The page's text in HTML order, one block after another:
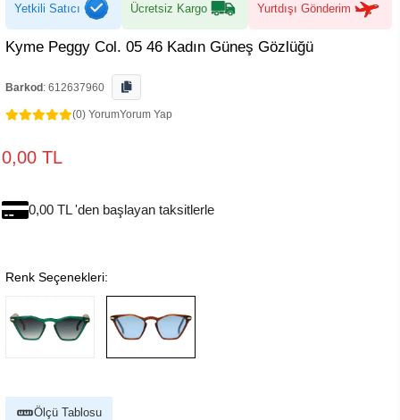
Yetkili Satıcı Ücretsiz Kargo Yurtdışı Gönderim
Kyme Peggy Col. 05 46 Kadın Güneş Gözlüğü
Barkod : 612637960
(0) YorumYorum Yap
0,00 TL
0,00 TL 'den başlayan taksitlerle
Renk Seçenekleri:
Ölçü Tablosu